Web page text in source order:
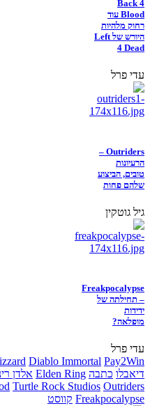
Back 4
Blood עוד
רחוק מלהיות
היורש של Left
4 Dead
עדי פרל
Outriders –
הרעיונות
טובים, הביצוע
שלהם פחות
גיל גוטקין
Freakpocalypse
– תחילתה של
ידידות
מופלאה?
עדי פרל
Diablo Immortal Pay2Win
דיאבלו כתבה Elden Ring אלדן
Turtle Rock Studios Outriders
Freakpocalypse קווסט